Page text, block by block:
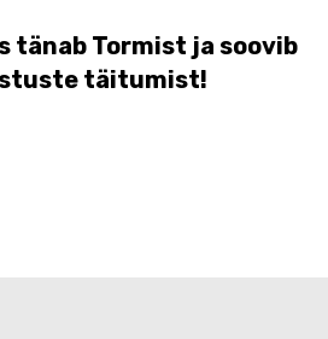
tänab Tormist ja soovib
täitumist!